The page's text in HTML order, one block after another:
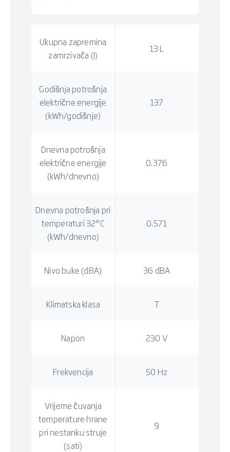
Ukupna zapremina
zamrzivača (l)
13 L
Godišnja potrošnja
električne energije
(kWh/godišnje)
137
Dnevna potrošnja
električne energije
(kWh/dnevno)
0.376
Dnevna potrošnja pri
temperaturi 32°C
(kWh/dnevno)
0.571
Nivo buke (dBA) 36 dBA
Klimatska klasa T
Napon 230 V
Frekvencija 50 Hz
Vrijeme čuvanja
temperature hrane
pri nestanku struje
(sati)
9